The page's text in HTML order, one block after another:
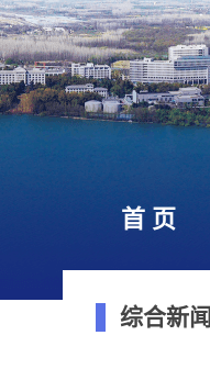
首 页
综合新闻